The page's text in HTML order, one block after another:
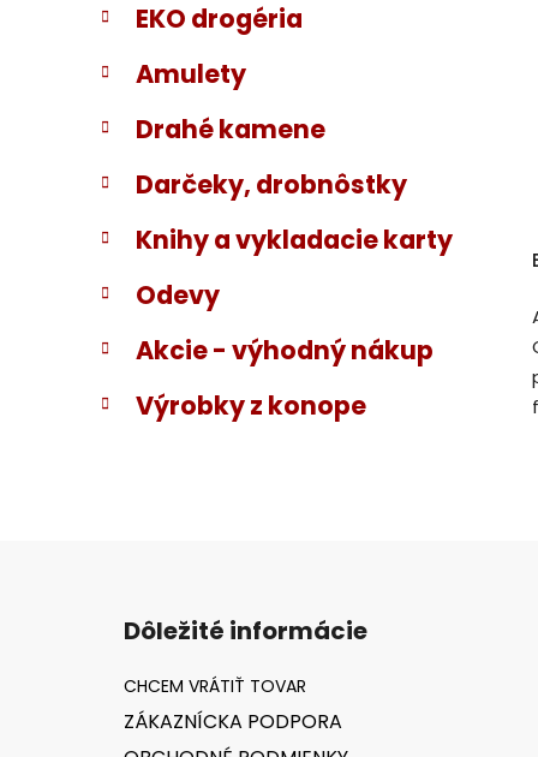
EKO drogéria
Amulety
Drahé kamene
Darčeky, drobnôstky
Knihy a vykladacie karty
Odevy
Akcie - výhodný nákup
Výrobky z konope
Dôležité informácie
ZÁKAZNÍCKA PODPORA